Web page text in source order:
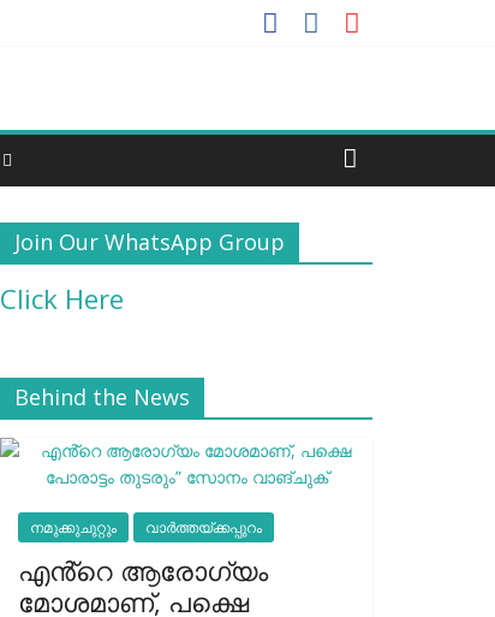
Join Our WhatsApp Group
Click Here
Behind the News
നമുക്കുചുറ്റും വാർത്തയ്ക്കപ്പുറം
എൻ്റെ ആരോഗ്യം
മോശമാണ്, പക്ഷെ